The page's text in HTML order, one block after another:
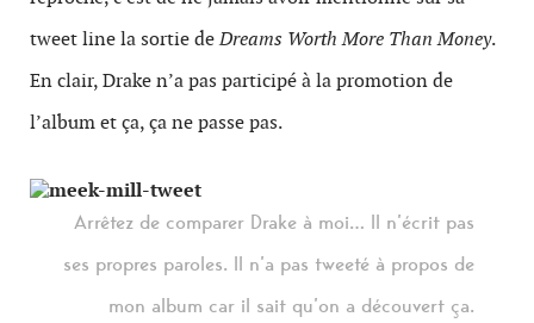
tweet line la sortie deDreams Worth More Than Money.
En clair, Drake n’a pas participé à la promotion de
l’album et ça, ça ne passe pas.
Arrêtez de comparer Drake à moi… Il n’écrit pas
ses propres paroles. Il n’a pas tweeté à propos de
mon album car il sait qu’on a découvert ça.